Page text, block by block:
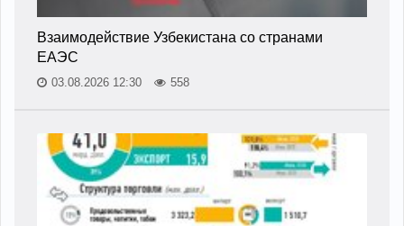
Взаимодействие Узбекистана со странами
ЕАЭС
03.08.2026 12:30 558